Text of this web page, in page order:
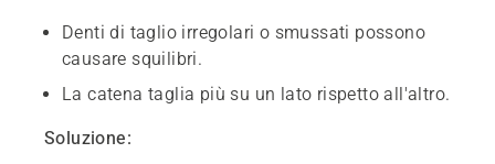
Denti di taglio irregolari o smussati possono
causare squilibri.
La catena taglia più su un lato rispetto all'altro.
Soluzione: